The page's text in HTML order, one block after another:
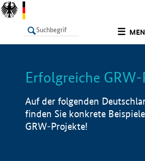
LISTE
Erfolgreiche
Auf der folgenden
finden Sie konkrete
GRW-Projekte!